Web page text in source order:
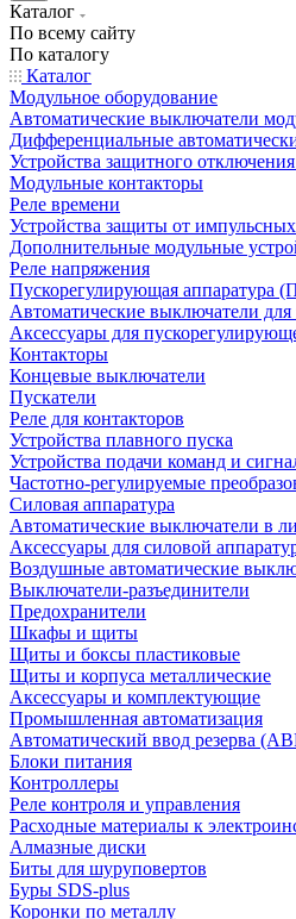
Каталог
По всему сайту
По каталогу
Каталог
Модульное оборудование
Автоматические выключатели
Дифференциальные
Устройства защитного
Модульные контакторы
Реле времени
Устройства защиты от
Дополнительные модульные
Реле напряжения
Пускорегулирующая аппаратура
Автоматические выключатели
Аксессуары для
Контакторы
Концевые выключатели
Пускатели
Реле для контакторов
Устройства плавного пуска
Устройства подачи команд и
Частотно-регулируемые
Силовая аппаратура
Автоматические выключатели в
Аксессуары для силовой
Воздушные автоматические
Выключатели-разъединители
Предохранители
Шкафы и щиты
Щиты и боксы пластиковые
Щиты и корпуса металлические
Аксессуары и комплектующие
Промышленная автоматизация
Автоматический ввод резерва
Блоки питания
Контроллеры
Реле контроля и управления
Расходные материалы к
Алмазные диски
Биты для шуруповертов
Буры SDS-plus
Коронки по металлу